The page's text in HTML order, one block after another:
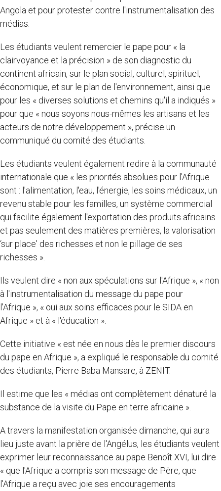
Angola et pour protester contre l'instrumentalisation des
médias.
Les étudiants veulent remercier le pape pour « la
clairvoyance et la précision » de son diagnostic du
continent africain, sur le plan social, culturel, spirituel,
économique, et sur le plan de l'environnement, ainsi que
pour les « diverses solutions et chemins qu'il a indiqués »
pour que « nous soyons nous-mêmes les artisans et les
acteurs de notre développement », précise un
communiqué du comité des étudiants.
Les étudiants veulent également redire à la communauté
internationale que « les priorités absolues pour l'Afrique
sont : l'alimentation, l'eau, l'énergie, les soins médicaux, un
revenu stable pour les familles, un système commercial
qui facilite également l'exportation des produits africains
et pas seulement des matières premières, la valorisation
‘sur place' des richesses et non le pillage de ses
richesses ».
Ils veulent dire « non aux spéculations sur l'Afrique », « non
à l'instrumentalisation du message du pape pour
l'Afrique », « oui aux soins efficaces pour le SIDA en
Afrique » et à « l'éducation ».
Cette initiative « est née en nous dès le premier discours
du pape en Afrique », a expliqué le responsable du comité
des étudiants, Pierre Baba Mansare, à ZENIT.
Il estime que les « médias ont complètement dénaturé la
substance de la visite du Pape en terre africaine ».
A travers la manifestation organisée dimanche, qui aura
lieu juste avant la prière de l'Angélus, les étudiants veulent
exprimer leur reconnaissance au pape Benoît XVI, lui dire
« que l'Afrique a compris son message de Père, que
l'Afrique a reçu avec joie ses encouragements